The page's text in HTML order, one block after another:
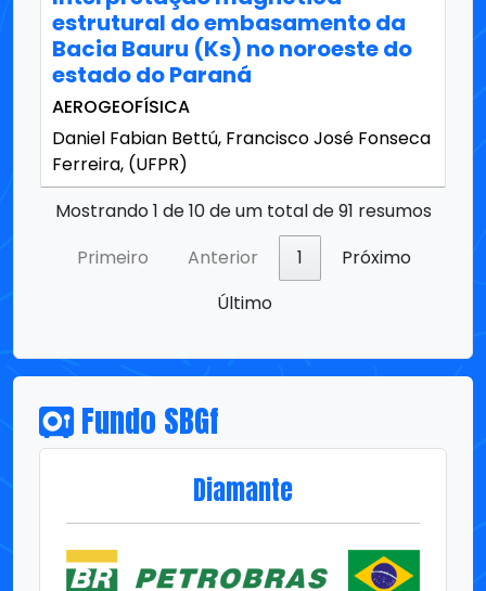
estrutural do embasamento da
Bacia Bauru (Ks) no noroeste do
estado do Paraná
AEROGEOFÍSICA
Daniel Fabian Bettú, Francisco José Fonseca
Ferreira, (UFPR)
Mostrando 1 de 10 de um total de 91 resumos
Primeiro
Anterior 1
Próximo
Último
Fundo SBGf
Diamante